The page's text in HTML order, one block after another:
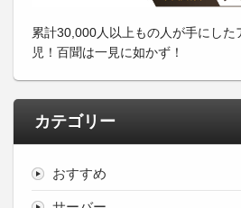
累計30,000人以上もの人が手にした
児！百聞は一見に如かず！
カテゴリー
おすすめ